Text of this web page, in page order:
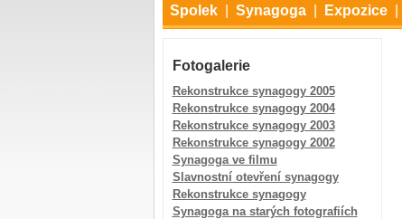
Spolek Synagoga Expozice
Fotogalerie
Rekonstrukce synagogy 2005
Rekonstrukce synagogy 2004
Rekonstrukce synagogy 2003
Rekonstrukce synagogy 2002
Synagoga ve filmu
Slavnostní otevření synagogy
Rekonstrukce synagogy
Synagoga na starých fotografiích